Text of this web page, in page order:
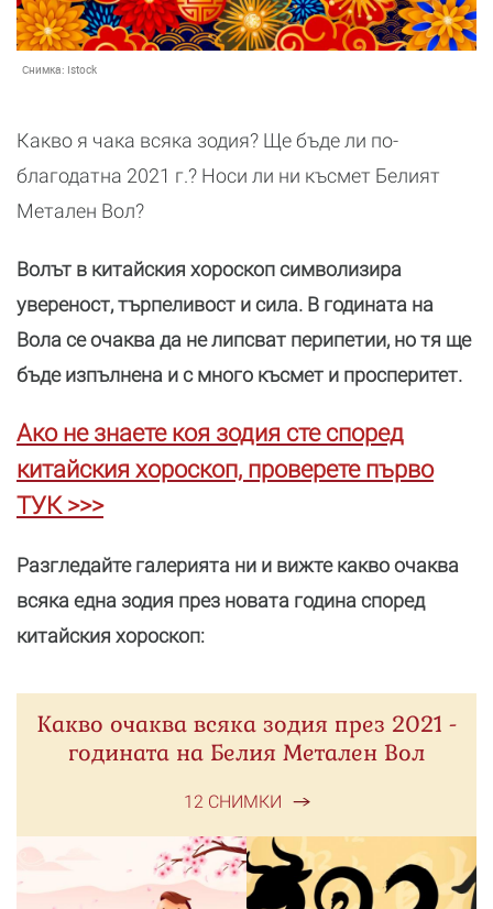
Снимка: Istock
Какво я чака всяка зодия? Ще бъде ли по-
благодатна 2021 г.? Носи ли ни късмет Белият
Метален Вол?
Волът в китайския хороскоп символизира
увереност, търпеливост и сила. В годината на
Вола се очаква да не липсват перипетии, но тя ще
бъде изпълнена и с много късмет и просперитет.
Ако не знаете коя зодия сте според
китайския хороскоп, проверете първо
ТУК >>>
Разгледайте галерията ни и вижте какво очаква
всяка една зодия през новата година според
китайския хороскоп:
Какво очаква всяка зодия през 2021 -
годината на Белия Метален Вол
12 СНИМКИ